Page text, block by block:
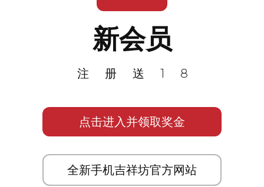
新会员
注册送18
点击进入并领取奖金
全新手机吉祥坊官方网站